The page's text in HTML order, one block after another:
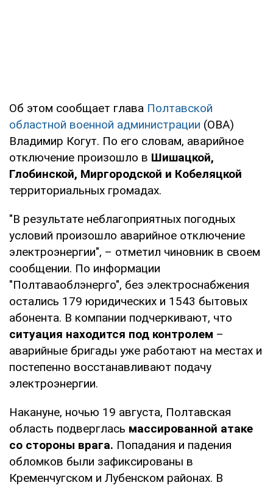
Об этом сообщает глава Полтавской
областной военной администрации (ОВА)
Владимир Когут. По его словам, аварийное
отключение произошло в Шишацкой,
Глобинской, Миргородской и Кобеляцкой
территориальных громадах.
"В результате неблагоприятных погодных
условий произошло аварийное отключение
электроэнергии", – отметил чиновник в своем
сообщении. По информации
"Полтаваоблэнерго", без электроснабжения
остались 179 юридических и 1543 бытовых
абонента. В компании подчеркивают, что
ситуация находится под контролем –
аварийные бригады уже работают на местах и
постепенно восстанавливают подачу
электроэнергии.
Накануне, ночью 19 августа, Полтавская
область подверглась массированной атаке
со стороны врага. Попадания и падения
обломков были зафиксированы в
Кременчугском и Лубенском районах. В